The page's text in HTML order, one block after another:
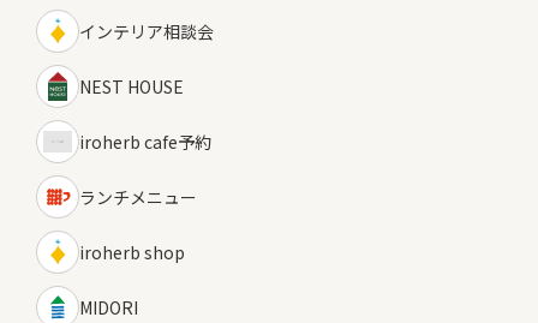
インテリア相談会
NEST HOUSE
iroherb cafe予約
ランチメニュー
iroherb shop
MIDORI